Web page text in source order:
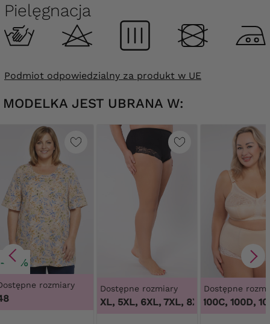
Pielęgnacja
Podmiot odpowiedzialny za produkt w UE
MODELKA JEST UBRANA W:
-30%
rozmiary Dostępne rozmiary
3XL, 4XL, 5XL, 6XL, 7XL, 8XL, 9XL, 3XL,
Dostępne
100B, 100C, 100D,